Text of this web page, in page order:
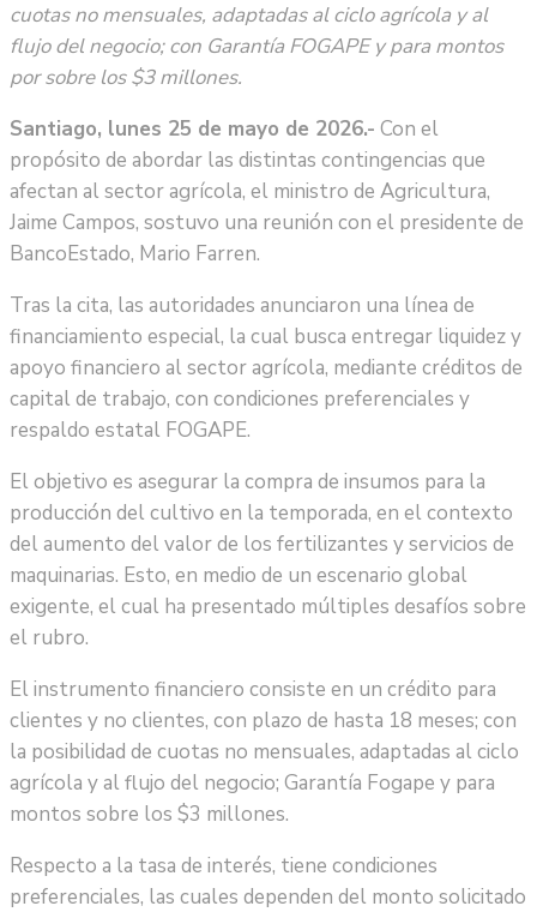
cuotas no mensuales, adaptadas al ciclo agrícola y al
flujo del negocio; con Garantía FOGAPE y para montos
por sobre los $3 millones.
Santiago, lunes 25 de mayo de 2026.- Con el
propósito de abordar las distintas contingencias que
afectan al sector agrícola, el ministro de Agricultura,
Jaime Campos, sostuvo una reunión con el presidente de
BancoEstado, Mario Farren.
Tras la cita, las autoridades anunciaron una línea de
financiamiento especial, la cual busca entregar liquidez y
apoyo financiero al sector agrícola, mediante créditos de
capital de trabajo, con condiciones preferenciales y
respaldo estatal FOGAPE.
El objetivo es asegurar la compra de insumos para la
producción del cultivo en la temporada, en el contexto
del aumento del valor de los fertilizantes y servicios de
maquinarias. Esto, en medio de un escenario global
exigente, el cual ha presentado múltiples desafíos sobre
el rubro.
El instrumento financiero consiste en un crédito para
clientes y no clientes, con plazo de hasta 18 meses; con
la posibilidad de cuotas no mensuales, adaptadas al ciclo
agrícola y al flujo del negocio; Garantía Fogape y para
montos sobre los $3 millones.
Respecto a la tasa de interés, tiene condiciones
preferenciales, las cuales dependen del monto solicitado